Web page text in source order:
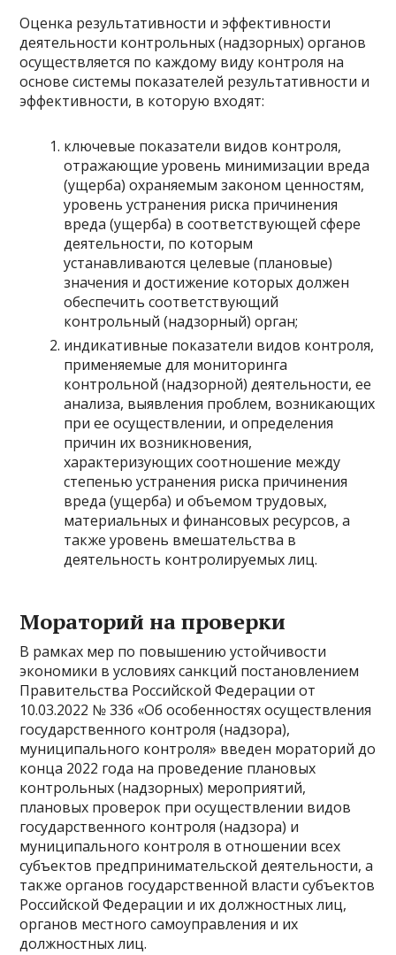
Оценка результативности и эффективности
деятельности контрольных (надзорных) органов
осуществляется по каждому виду контроля на
основе системы показателей результативности и
эффективности, в которую входят:
ключевые показатели видов контроля,
отражающие уровень минимизации вреда
(ущерба) охраняемым законом ценностям,
уровень устранения риска причинения
вреда (ущерба) в соответствующей сфере
деятельности, по которым
устанавливаются целевые (плановые)
значения и достижение которых должен
обеспечить соответствующий
контрольный (надзорный) орган;
индикативные показатели видов контроля,
применяемые для мониторинга
контрольной (надзорной) деятельности, ее
анализа, выявления проблем, возникающих
при ее осуществлении, и определения
причин их возникновения,
характеризующих соотношение между
степенью устранения риска причинения
вреда (ущерба) и объемом трудовых,
материальных и финансовых ресурсов, а
также уровень вмешательства в
деятельность контролируемых лиц.
Мораторий на проверки
В рамках мер по повышению устойчивости
экономики в условиях санкций постановлением
Правительства Российской Федерации от
10.03.2022 № 336 «Об особенностях осуществления
государственного контроля (надзора),
муниципального контроля» введен мораторий до
конца 2022 года на проведение плановых
контрольных (надзорных) мероприятий,
плановых проверок при осуществлении видов
государственного контроля (надзора) и
муниципального контроля в отношении всех
субъектов предпринимательской деятельности, а
также органов государственной власти субъектов
Российской Федерации и их должностных лиц,
органов местного самоуправления и их
должностных лиц.